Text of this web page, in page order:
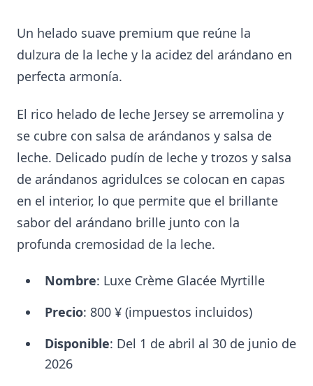
Un helado suave premium que reúne la
dulzura de la leche y la acidez del arándano en
perfecta armonía.
El rico helado de leche Jersey se arremolina y
se cubre con salsa de arándanos y salsa de
leche. Delicado pudín de leche y trozos y salsa
de arándanos agridulces se colocan en capas
en el interior, lo que permite que el brillante
sabor del arándano brille junto con la
profunda cremosidad de la leche.
Nombre: Luxe Crème Glacée Myrtille
Precio: 800 ¥ (impuestos incluidos)
Disponible: Del 1 de abril al 30 de junio de
2026